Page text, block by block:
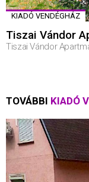
KIADÓ VENDÉGHÁZ
Tiszai Vándor
Tiszai Vándor
TOVÁBBI KIADÓ